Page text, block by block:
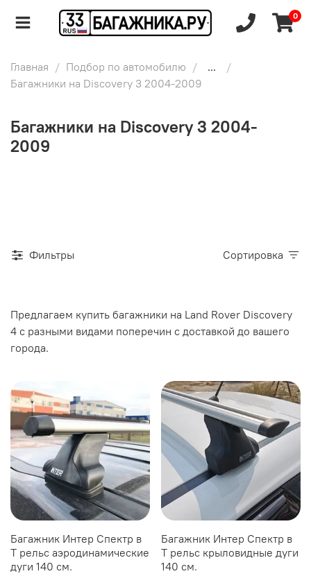
0
Главная Подбор по автомобилю
...
Багажники на Discovery 3 2004-2009
Багажники на Discovery 3 2004-
2009
Фильтры Сортировка
Предлагаем купить багажники на Land Rover Discovery
4 с разными видами поперечин с доставкой до вашего
города.
Багажник Интер Спектр в
Т рельс аэродинамические
дуги 140 см.
Багажник Интер Спектр в
Т рельс крыловидные дуги
140 см.